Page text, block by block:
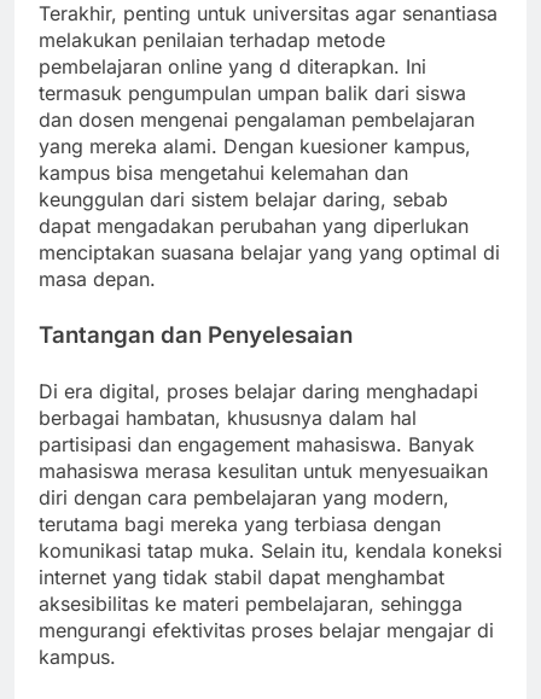
Terakhir, penting untuk universitas agar senantiasa
melakukan penilaian terhadap metode
pembelajaran online yang d diterapkan. Ini
termasuk pengumpulan umpan balik dari siswa
dan dosen mengenai pengalaman pembelajaran
yang mereka alami. Dengan kuesioner kampus,
kampus bisa mengetahui kelemahan dan
keunggulan dari sistem belajar daring, sebab
dapat mengadakan perubahan yang diperlukan
menciptakan suasana belajar yang yang optimal di
masa depan.
Tantangan dan Penyelesaian
Di era digital, proses belajar daring menghadapi
berbagai hambatan, khususnya dalam hal
partisipasi dan engagement mahasiswa. Banyak
mahasiswa merasa kesulitan untuk menyesuaikan
diri dengan cara pembelajaran yang modern,
terutama bagi mereka yang terbiasa dengan
komunikasi tatap muka. Selain itu, kendala koneksi
internet yang tidak stabil dapat menghambat
aksesibilitas ke materi pembelajaran, sehingga
mengurangi efektivitas proses belajar mengajar di
kampus.